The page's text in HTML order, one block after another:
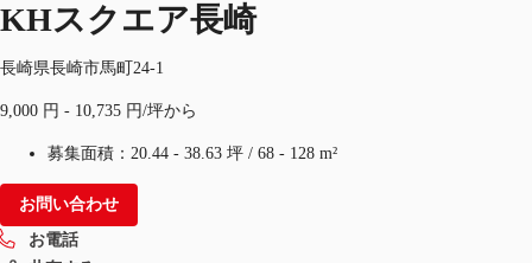
オフィス・事務所
地図検索
記事
仲介会社様はこちらへ
お電話
KHスクエア長崎
長崎県長崎市馬町24-1
9,000 円 - 10,735 円/坪から
募集面積： 20.44 - 38.63 坪 / 68 - 128 m²
お問い合わせ
お電話